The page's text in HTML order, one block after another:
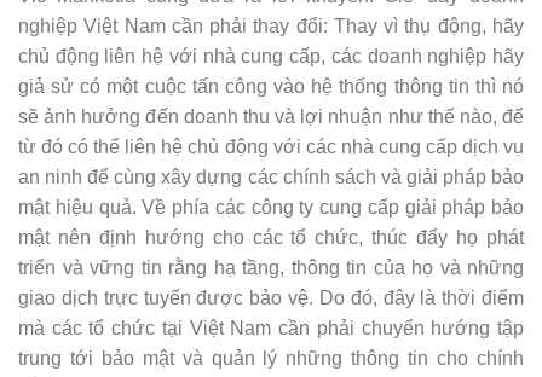
nghiệp Việt Nam cần phải thay đổi: Thay vì thụ động, hãy
chủ động liên hệ với nhà cung cấp, các doanh nghiệp hãy
giả sử có một cuộc tấn công vào hệ thống thông tin thì nó
sẽ ảnh hưởng đến doanh thu và lợi nhuận như thế nào, để
từ đó có thể liên hệ chủ động với các nhà cung cấp dịch vụ
an ninh để cùng xây dựng các chính sách và giải pháp bảo
mật hiệu quả. Về phía các công ty cung cấp giải pháp bảo
mật nên định hướng cho các tổ chức, thúc đẩy họ phát
triển và vững tin rằng hạ tầng, thông tin của họ và những
giao dịch trực tuyến được bảo vệ. Do đó, đây là thời điểm
mà các tổ chức tại Việt Nam cần phải chuyển hướng tập
trung tới bảo mật và quản lý những thông tin cho chính